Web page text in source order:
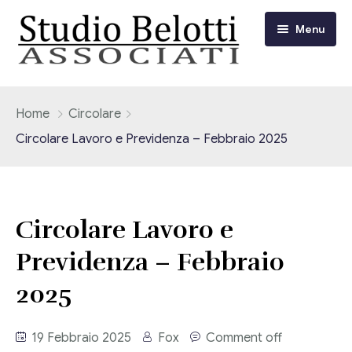
Menu
I nostri servizi
Contabilità
Adempimenti Dichiarativi e Fiscali
Contrattualistica Varia
Consulenza Societaria
Circolari Flash
Eventi
Video/Tv
Università
Home
Circolare
Circolare Lavoro e Previdenza – Febbraio 2025
Circolare Lavoro e
Previdenza – Febbraio
2025
19 Febbraio 2025 Fox Comment off